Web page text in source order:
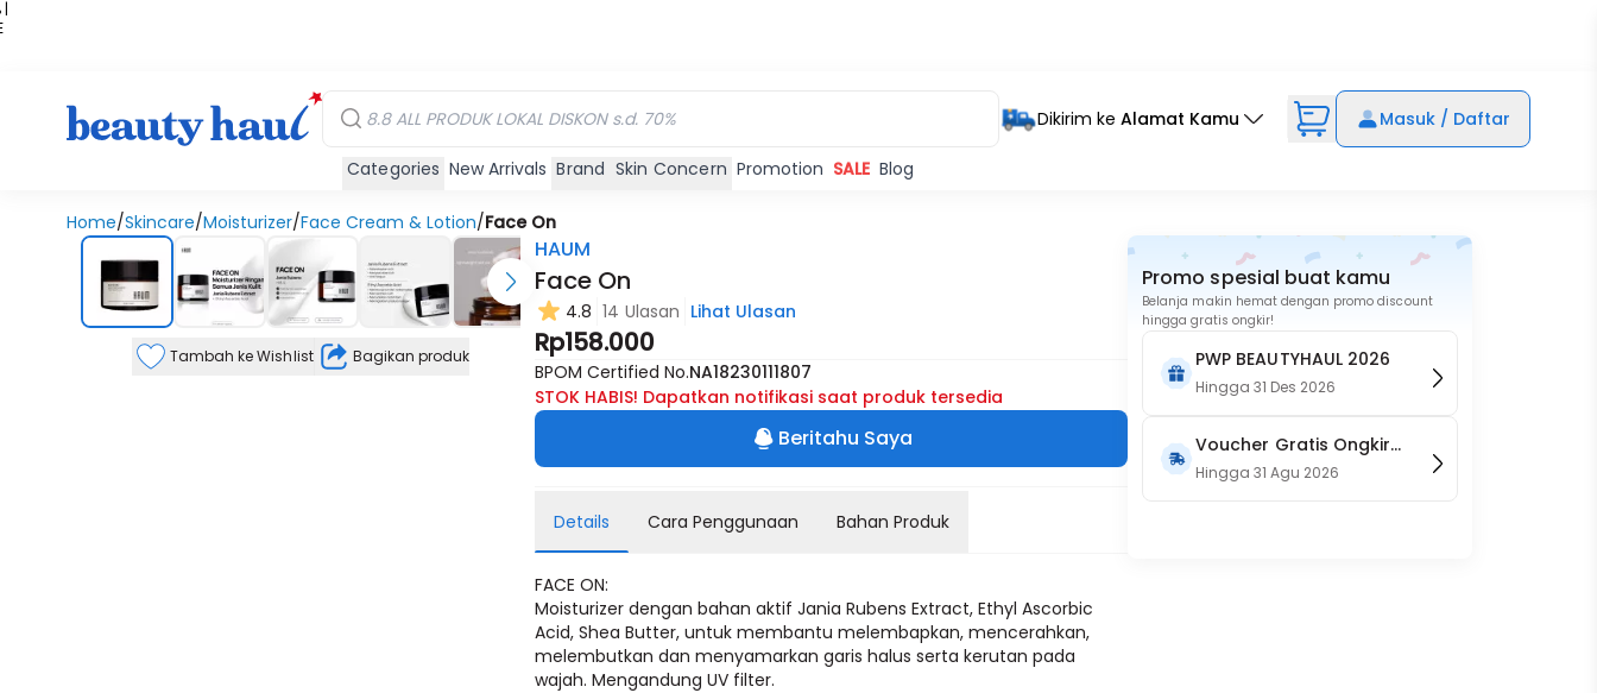
|
Dikirim ke Alamat Kamu Masuk / Daftar
Categories New Arrivals Brand Skin Concern Promotion SALE Blog
Home/Skincare/Moisturizer/Face Cream & Lotion/Face On
Tambah ke Wishlist Bagikan produk
HAUM
Face On
4.8 14 Ulasan Lihat Ulasan
Rp158.000
BPOM Certified No.NA18230111807
STOK HABIS! Dapatkan notifikasi saat produk tersedia
Beritahu Saya
Details Cara Penggunaan Bahan Produk
FACE ON:
Moisturizer dengan bahan aktif Jania Rubens Extract, Ethyl Ascorbic
Acid, Shea Butter, untuk membantu melembapkan, mencerahkan,
melembutkan dan menyamarkan garis halus serta kerutan pada
wajah. Mengandung UV filter.
Promo spesial buat kamu
Belanja makin hemat dengan promo discount
hingga gratis ongkir!
PWP BEAUTYHAUL 2026
Hingga31 Des 2026
Voucher Gratis Ongkir
15RB (Only on Website)
Hingga31 Agu 2026